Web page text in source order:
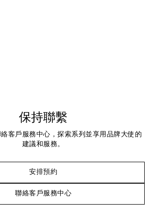
保持聯繫
客戶服務中心，探索系列並享用品牌大使的
建議和服務。
安排預約
聯絡客戶服務中心